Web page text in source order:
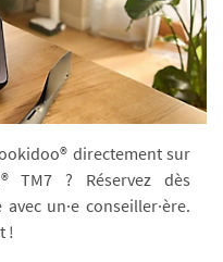
directement sur
TM7 ? Réservez dès
un·e conseiller·ère.
!